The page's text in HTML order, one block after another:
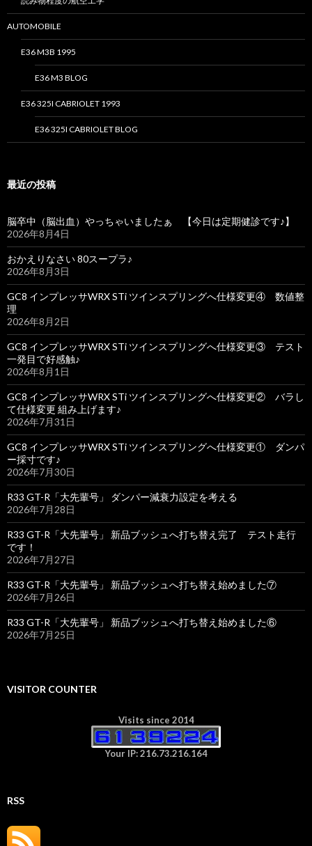
AUTOMOBILE
E36 M3B 1995
E36 M3 BLOG
E36 325I CABRIOLET 1993
E36 325I CABRIOLET BLOG
最近の投稿
脳卒中（脳出血）やっちゃいましたぁ 【今日は定期健診です♪】
2026年8月4日
おかえりなさい 80スープラ♪
2026年8月3日
GC8 インプレッサWRX STi ツインスプリングへ仕様変更④ 数値整
理
2026年8月2日
GC8 インプレッサWRX STi ツインスプリングへ仕様変更③ テスト
一発目で好感触♪
2026年8月1日
GC8 インプレッサWRX STi ツインスプリングへ仕様変更② バラし
て仕様変更 組み上げます♪
2026年7月31日
GC8 インプレッサWRX STi ツインスプリングへ仕様変更① ダンパ
ー採寸です♪
2026年7月30日
R33 GT-R「大先輩号」 ダンパー減衰力設定を考える
2026年7月28日
R33 GT-R「大先輩号」 新品ブッシュへ打ち替え完了 テスト走行
です！
2026年7月27日
R33 GT-R「大先輩号」 新品ブッシュへ打ち替え始めました⑦
2026年7月26日
R33 GT-R「大先輩号」 新品ブッシュへ打ち替え始めました⑥
2026年7月25日
VISITOR COUNTER
Visits since 2014
Your IP: 216.73.216.164
RSS